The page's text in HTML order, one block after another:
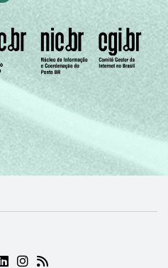
(ABRE EM NOVA ABA)
(ABRE EM NOVA ABA)
DO NIC.BR (ABRE EM NOVA
NIC.BR (ABRE EM NOVA
DO NIC.BR (ABRE EM
DO NIC.BR (ABRE
INSTAGRAM DO NIC.BR
RSS DO NIC.BR (ABRE